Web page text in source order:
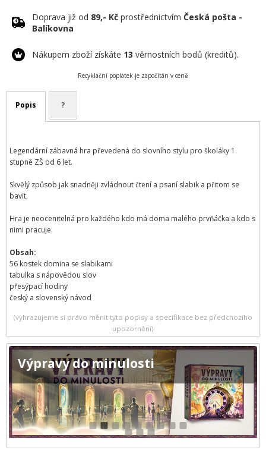
Doprava již od 89,- Kč prostřednictvím Česká pošta -
Balíkovna
Nákupem zboží získáte 13 věrnostních bodů (kreditů).
Recyklační poplatek je započítán v ceně
Popis ?
Legendární zábavná hra převedená do slovního stylu pro školáky 1.
stupně ZŠ od 6 let.
Skvělý způsob jak snadněji zvládnout čtení a psaní slabik a přitom se
bavit.
Hra je neocenitelná pro každého kdo má doma malého prvňáčka a kdo s
nimi pracuje.
Obsah:
56 kostek domina se slabikami
tabulka s nápovědou slov
přesýpací hodiny
český a slovenský návod
(vyhrazujeme si právo měnit tyto popisy a specifikace bez předchozího
upozornění)
Výpravy do minulosti